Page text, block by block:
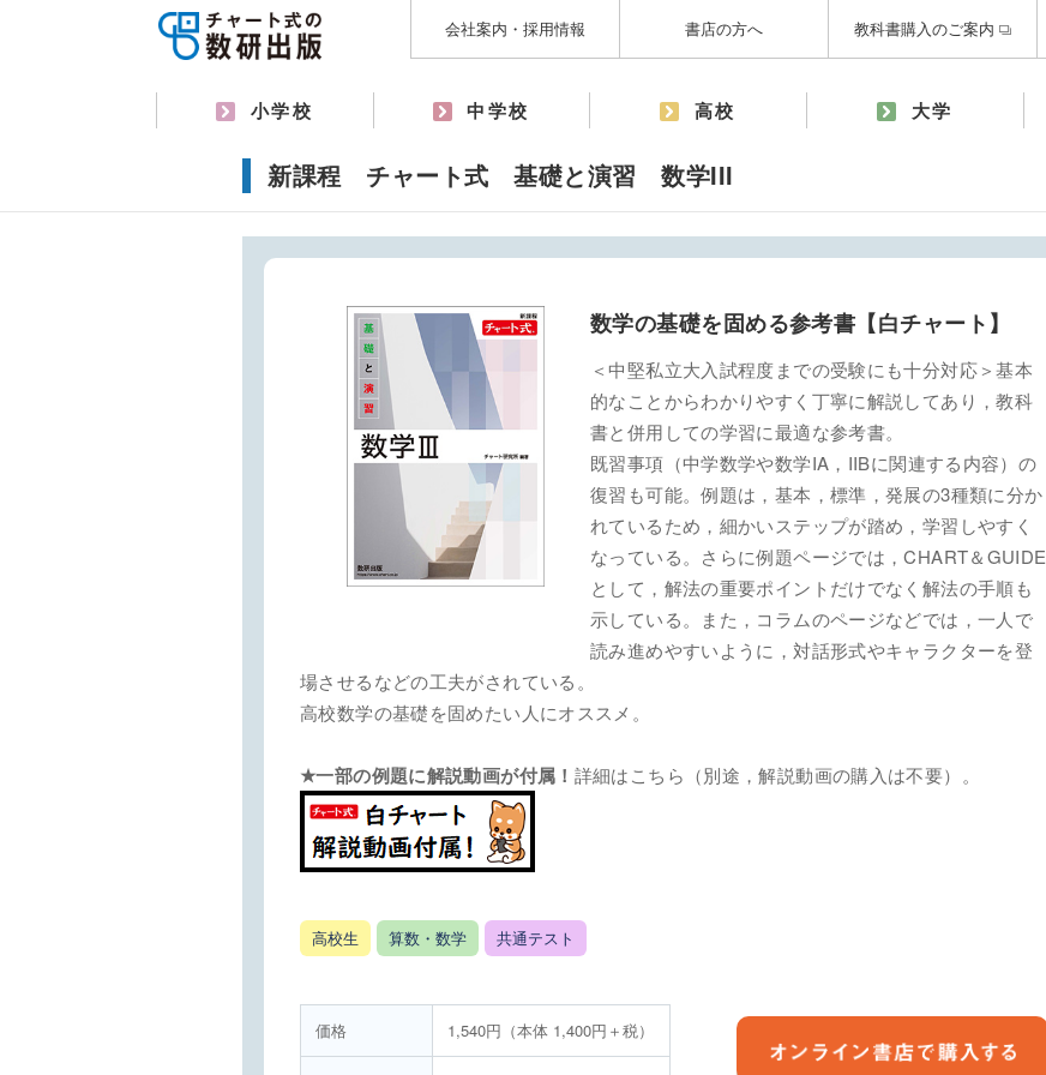
会社案内・採用情報 書店の方へ 教科書購入のご案内
小学校 中学校 高校 大学
新課程 チャート式 基礎と演習 数学III
数学の基礎を固める参考書【白チャート】
＜中堅私立大入試程度までの受験にも十分対応＞基本
的なことからわかりやすく丁寧に解説してあり，教科
書と併用しての学習に最適な参考書。
既習事項（中学数学や数学IA，IIBに関連する内容）の
復習も可能。例題は，基本，標準，発展の3種類に分か
れているため，細かいステップが踏め，学習しやすく
なっている。さらに例題ページでは，CHART＆GUIDE
として，解法の重要ポイントだけでなく解法の手順も
示している。また，コラムのページなどでは，一人で
読み進めやすいように，対話形式やキャラクターを登
場させるなどの工夫がされている。
高校数学の基礎を固めたい人にオススメ。
★一部の例題に解説動画が付属！ 詳細はこちら（別途，解説動画の購入は不要）。
高校生 算数・数学 共通テスト
価格 1,540円（本体 1,400円＋税）